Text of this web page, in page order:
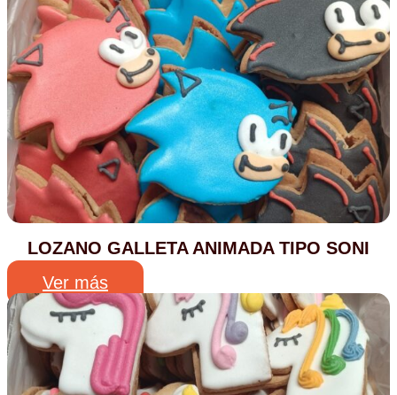
LOZANO GALLETA ANIMADA TIPO SONI
Ver más